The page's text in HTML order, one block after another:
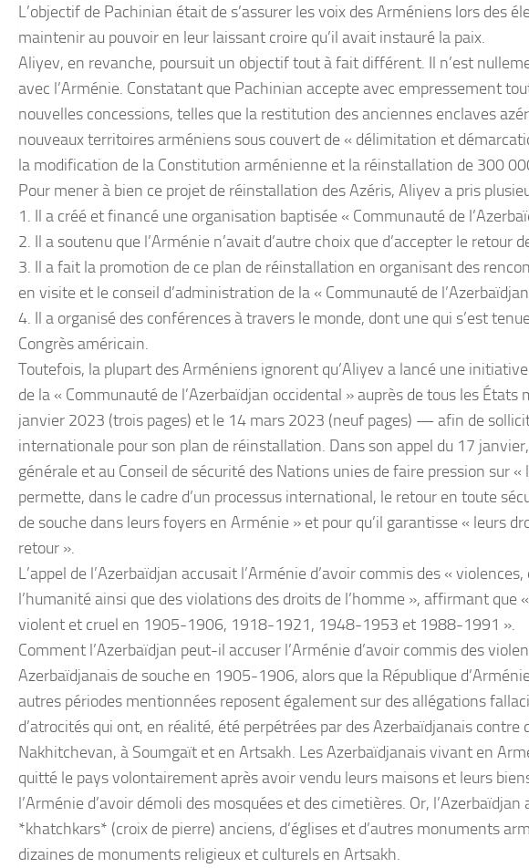
L’objectif de Pachinian était de s’assurer les voix des Arméniens lors des
maintenir au pouvoir en leur laissant croire qu’il avait instauré la paix.
Aliyev, en revanche, poursuit un objectif tout à fait différent. Il n’est
avec l’Arménie. Constatant que Pachinian accepte avec empressement
nouvelles concessions, telles que la restitution des anciennes enclaves
nouveaux territoires arméniens sous couvert de « délimitation et
la modification de la Constitution arménienne et la réinstallation de 300
Pour mener à bien ce projet de réinstallation des Azéris, Aliyev a pris
1. Il a créé et financé une organisation baptisée « Communauté de
2. Il a soutenu que l’Arménie n’avait d’autre choix que d’accepter le retour
3. Il a fait la promotion de ce plan de réinstallation en organisant des
en visite et le conseil d’administration de la « Communauté de
4. Il a organisé des conférences à travers le monde, dont une qui s’est
Congrès américain.
Toutefois, la plupart des Arméniens ignorent qu’Aliyev a lancé une
de la « Communauté de l’Azerbaïdjan occidental » auprès de tous les
janvier 2023 (trois pages) et le 14 mars 2023 (neuf pages) — afin de
internationale pour son plan de réinstallation. Dans son appel du 17
générale et au Conseil de sécurité des Nations unies de faire pression sur «
permette, dans le cadre d’un processus international, le retour en toute
de souche dans leurs foyers en Arménie » et pour qu’il garantisse « leurs
retour ».
L’appel de l’Azerbaïdjan accusait l’Arménie d’avoir commis des «
l’humanité ainsi que des violations des droits de l’homme », affirmant que
violent et cruel en 1905-1906, 1918-1921, 1948-1953 et 1988-1991 ».
Comment l’Azerbaïdjan peut-il accuser l’Arménie d’avoir commis des
Azerbaïdjanais de souche en 1905-1906, alors que la République
autres périodes mentionnées reposent également sur des allégations
d’atrocités qui ont, en réalité, été perpétrées par des Azerbaïdjanais contre
Nakhitchevan, à Soumgaït et en Artsakh. Les Azerbaïdjanais vivant en
quitté le pays volontairement après avoir vendu leurs maisons et leurs
l’Arménie d’avoir démoli des mosquées et des cimetières. Or,
*khatchkars* (croix de pierre) anciens, d’églises et d’autres monuments
dizaines de monuments religieux et culturels en Artsakh.